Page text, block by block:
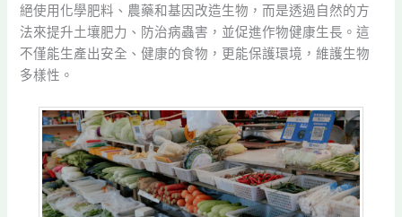
絕使用化學肥料、農藥和基因改造生物，而是透過自然的方
法來提升土壤肥力、防治病蟲害，並促進作物健康生長。這
不僅能生產出安全、健康的食物，更能保護環境，維護生物
多樣性。